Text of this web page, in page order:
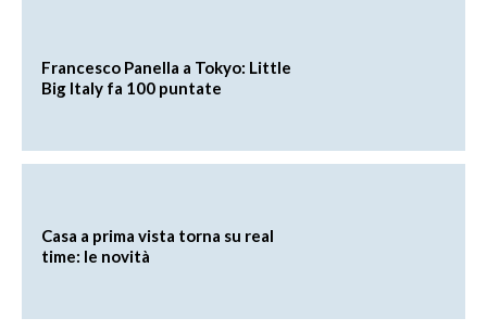
Francesco Panella a Tokyo: Little
Big Italy fa 100 puntate
Casa a prima vista torna su real
time: le novità